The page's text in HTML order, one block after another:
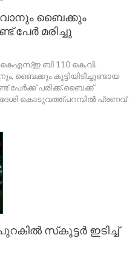
വാനും ബൈക്കും
പേർ മരിച്ചു
ബി 110 കെ.വി.
ബൈക്കും കൂട്ടിയിടിച്ചുണ്ടായ
പേർക്ക് പരിക്ക്.ബൈക്ക്
കൊടുവത്ത്പറമ്പിൽ പ്രണവ്
സ്‌കൂട്ടർ ഇടിച്ച്